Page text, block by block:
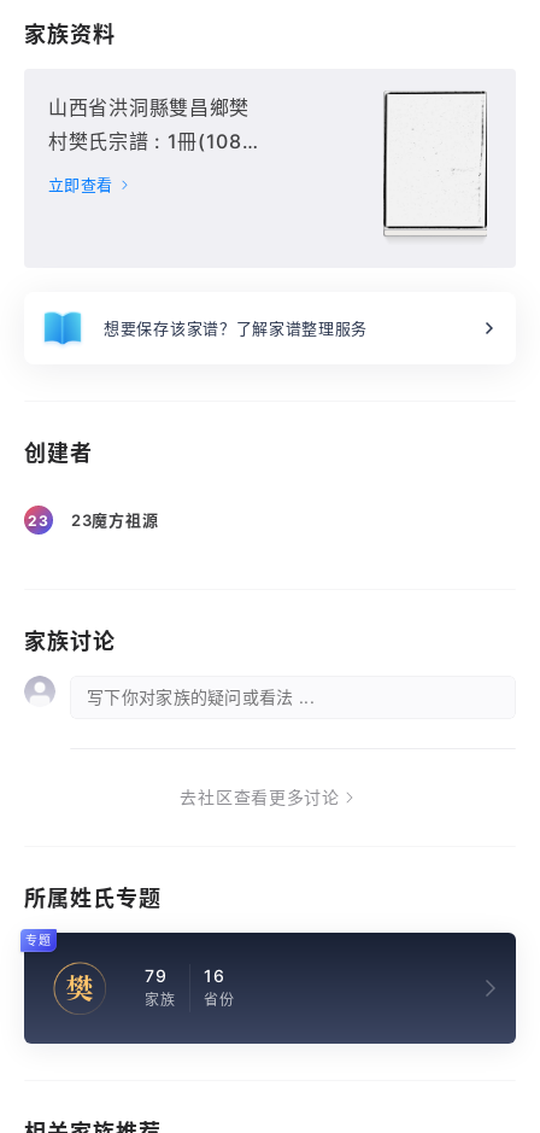
家族资料
山西省洪洞縣雙昌鄉樊
村樊氏宗譜 : 1冊(108
頁),
立即查看
想要保存该家谱？了解家谱整理服务
创建者
23 23魔方祖源
家族讨论
写下你对家族的疑问或看法 ...
去社区查看更多讨论
所属姓氏专题
樊 79
家族
16
省份
专题